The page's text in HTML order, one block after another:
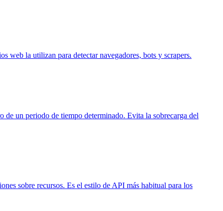
web la utilizan para detectar navegadores, bots y scrapers.
un periodo de tiempo determinado. Evita la sobrecarga del
sobre recursos. Es el estilo de API más habitual para los